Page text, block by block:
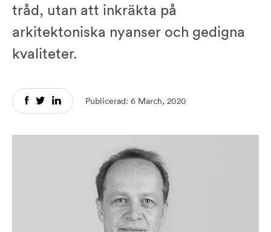
tråd, utan att inkräkta på
arkitektoniska nyanser och gedigna
kvaliteter.
Publicerad: 6 March, 2020